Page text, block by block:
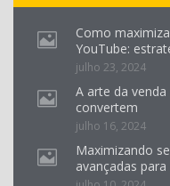
Como
YouTube:
julho 23, 2024
A arte da
convertem
julho 16, 2024
Maximizando
avançadas